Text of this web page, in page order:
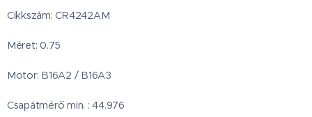
Cikkszám: CR4242AM
Méret: 0.75
Motor: B16A2 / B16A3
Csapátmérő min. : 44.976